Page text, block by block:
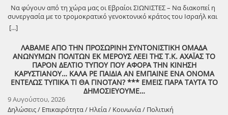
Να φύγουν από τη χώρα μας οι Εβραίοι ΣΙΩΝΙΣΤΕΣ – Να διακοπεί η
συνεργασία με το τρομοκρατικό γενοκτονικό κράτος του Ισραήλ και
φέρτε πίσω στην Ελλάδα από τη Σαουδική Αραβία τους ελληνικούς
patriot!!
[...]
ΛΑΒΑΜΕ ΑΠΟ ΤΗΝ ΠΡΟΣΩΡΙΝΗ ΣΥΝΤΟΝΙΣΤΙΚΗ ΟΜΑΔΑ
ΑΝΩΝΥΜΩΝ ΠΟΛΙΤΩΝ ΕΚ ΜΕΡΟΥΣ ΛΕΕΙ ΤΗΣ Τ.Κ. ΑΧΑΪΑΣ ΤΟ
ΠΑΡΟΝ ΔΕΛΤΙΟ ΤΥΠΟΥ ΠΟΥ ΑΦΟΡΑ ΤΗΝ ΚΙΝΗΣΗ
ΚΑΡΥΣΤΙΑΝΟΥ… ΚΑΛΑ ΡΕ ΠΑΙΔΙΑ ΑΝ ΕΜΠΑΙΝΕ ΕΝΑ ΟΝΟΜΑ
ΕΝΤΕΛΩΣ ΤΥΠΙΚΑ ΤΙ ΘΑ ΓΙΝΟΤΑΝ? *** ΕΜΕΙΣ ΠΑΡΑ ΤΑΥΤΑ ΤΟ
ΔΗΜΟΣΙΕΥΟΥΜΕ…
9 Αυγούστου, 2026
Δηλώσεις / Επικαιρότητα / Ηλεία / Κοινωνία / Πολιτική